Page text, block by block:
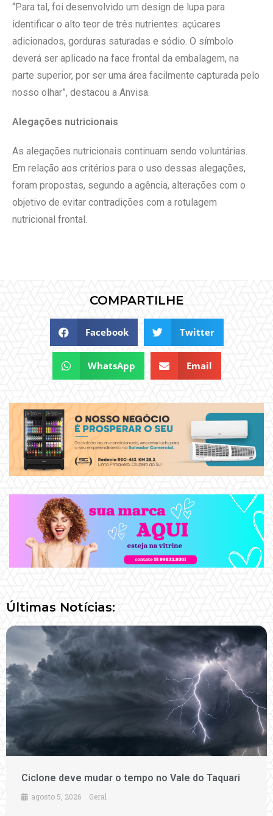
“Para tal, foi desenvolvido um design de lupa para
identificar o alto teor de três nutrientes: açúcares
adicionados, gorduras saturadas e sódio. O símbolo
deverá ser aplicado na face frontal da embalagem, na
parte superior, por ser uma área facilmente capturada pelo
nosso olhar”, destacou a Anvisa.
Alegações nutricionais
As alegações nutricionais continuam sendo voluntárias.
Em relação aos critérios para o uso dessas alegações,
foram propostas, segundo a agência, alterações com o
objetivo de evitar contradições com a rotulagem
nutricional frontal.
COMPARTILHE
Facebook Twitter
WhatsApp Email
Últimas Notícias:
Ciclone deve mudar o tempo no Vale do Taquari
agosto 5, 2026 Geral